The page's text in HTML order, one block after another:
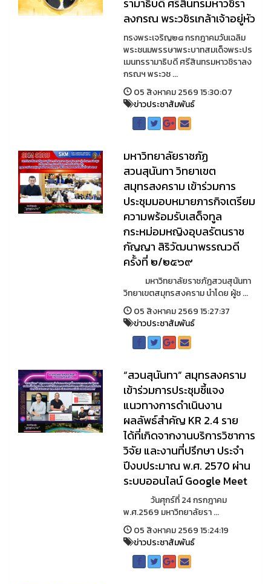
รามาธิบดี ศรีสินทรมหาวชิรา
ลงกรณ พระวชิรเกล้าเจ้าอยู่หัว
ทรงพระเจริญ๒๘ กรกฎาคมวันเฉลิม
พระชนมพรรษาพระบาทสมเด็จพระปร
เมนทรรามาธิบดี ศรีสินทรมหาวชิราลง
กรณฯ พระวช ...
05 สิงหาคม 2569 15:30:07
ข่าวประชาสัมพันธ์
มหาวิทยาลัยราชภัฏ
สวนสุนันทา วิทยาเขต
สมุทรสงคราม เข้าร่วมการ
ประชุมมอบหมายภารกิจเตรียม
ความพร้อมรับเสด็จทูล
กระหม่อมหญิงอุบลรัตนราช
กัญญา สิริวัฒนาพรรณวดี
ครั้งที่ ๒/๒๕๖๙
มหาวิทยาลัยราชภัฏสวนสุนันทา
วิทยาเขตสมุทรสงคราม นำโดย ผู้ช ...
05 สิงหาคม 2569 15:27:37
ข่าวประชาสัมพันธ์
“สวนสุนันทา” สมุทรสงคราม
เข้าร่วมการประชุมชี้แจง
แนวทางการดำเนินงาน
ผลลัพธ์สำคัญ KR 2.4 ราย
ได้ที่เกิดจากงานบริการวิชาการ
วิจัย และงานที่ปรึกษา ประจำ
ปีงบประมาณ พ.ศ. 2570 ผ่าน
ระบบออนไลน์ Google Meet
วันศุกร์ที่ 24 กรกฎาคม
พ.ศ.2569 มหาวิทยาลัยรา ...
05 สิงหาคม 2569 15:24:19
ข่าวประชาสัมพันธ์